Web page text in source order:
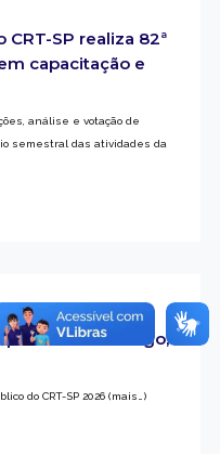
SP realiza 82ª
capacitação e
análise e votação de
semestral das atividades da
do concurso
para este domingo, 2
do CRT-SP 2026 (mais…)